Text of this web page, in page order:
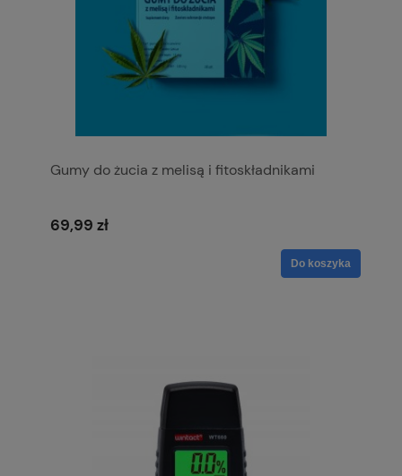
Gumy do żucia z melisą i fitoskładnikami
69,99 zł
Do koszyka